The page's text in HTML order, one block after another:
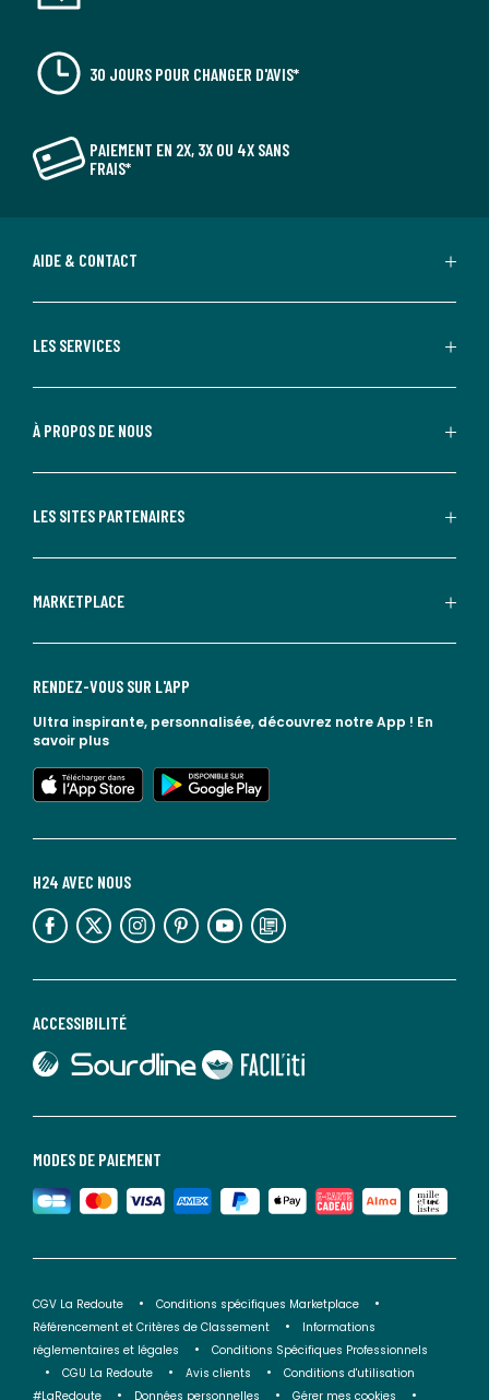
30 JOURS POUR CHANGER D'AVIS*
PAIEMENT EN 2X, 3X OU 4X SANS
FRAIS*
AIDE & CONTACT
LES SERVICES
À PROPOS DE NOUS
LES SITES PARTENAIRES
MARKETPLACE
MODES DE PAIEMENT
ACCESSIBILITÉ
lien vers Sourdline
lien vers Faciliti
H24 AVEC NOUS
lien vers l'espace réseaux sociaux lien vers l'espace réseaux sociaux lien vers l'espace réseaux sociaux lien vers l'espace réseaux sociaux lien vers l'espace réseaux sociaux lien vers le blog la redoute
RENDEZ-VOUS SUR L'APP
Ultra inspirante, personnalisée, découvrez notre App ! En
savoir plus
lien vers l'app store
lien vers google play
CGV La Redoute
Conditions spécifiques Marketplace
Référencement et Critères de Classement
Informations
réglementaires et légales
Conditions Spécifiques Professionnels
CGU La Redoute
Avis clients
Conditions d'utilisation
#LaRedoute
Données personnelles Gérer mes cookies